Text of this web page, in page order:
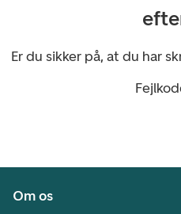
Er du sikker på, at du har
Om os